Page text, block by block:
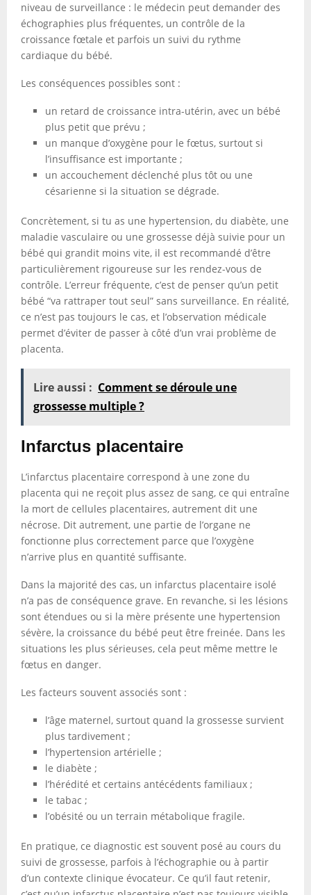
niveau de surveillance : le médecin peut demander des
échographies plus fréquentes, un contrôle de la
croissance fœtale et parfois un suivi du rythme
cardiaque du bébé.
Les conséquences possibles sont :
un retard de croissance intra-utérin, avec un bébé
plus petit que prévu ;
un manque d’oxygène pour le fœtus, surtout si
l’insuffisance est importante ;
un accouchement déclenché plus tôt ou une
césarienne si la situation se dégrade.
Concrètement, si tu as une hypertension, du diabète, une
maladie vasculaire ou une grossesse déjà suivie pour un
bébé qui grandit moins vite, il est recommandé d’être
particulièrement rigoureuse sur les rendez-vous de
contrôle. L’erreur fréquente, c’est de penser qu’un petit
bébé “va rattraper tout seul” sans surveillance. En réalité,
ce n’est pas toujours le cas, et l’observation médicale
permet d’éviter de passer à côté d’un vrai problème de
placenta.
Lire aussi : Comment se déroule une
grossesse multiple ?
Infarctus placentaire
L’infarctus placentaire correspond à une zone du
placenta qui ne reçoit plus assez de sang, ce qui entraîne
la mort de cellules placentaires, autrement dit une
nécrose. Dit autrement, une partie de l’organe ne
fonctionne plus correctement parce que l’oxygène
n’arrive plus en quantité suffisante.
Dans la majorité des cas, un infarctus placentaire isolé
n’a pas de conséquence grave. En revanche, si les lésions
sont étendues ou si la mère présente une hypertension
sévère, la croissance du bébé peut être freinée. Dans les
situations les plus sérieuses, cela peut même mettre le
fœtus en danger.
Les facteurs souvent associés sont :
l’âge maternel, surtout quand la grossesse survient
plus tardivement ;
l’hypertension artérielle ;
le diabète ;
l’hérédité et certains antécédents familiaux ;
le tabac ;
l’obésité ou un terrain métabolique fragile.
En pratique, ce diagnostic est souvent posé au cours du
suivi de grossesse, parfois à l’échographie ou à partir
d’un contexte clinique évocateur. Ce qu’il faut retenir,